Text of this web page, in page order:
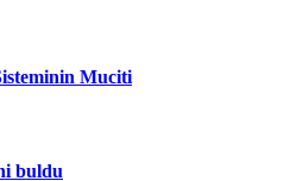
Muciti
buldu